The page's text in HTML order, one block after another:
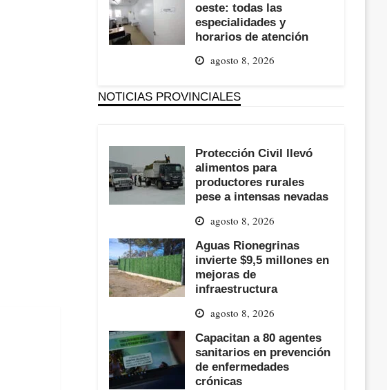
oeste: todas las
especialidades y
horarios de atención
agosto 8, 2026
NOTICIAS PROVINCIALES
Protección Civil llevó
alimentos para
productores rurales
pese a intensas nevadas
agosto 8, 2026
Aguas Rionegrinas
invierte $9,5 millones en
mejoras de
infraestructura
agosto 8, 2026
Capacitan a 80 agentes
sanitarios en prevención
de enfermedades
crónicas